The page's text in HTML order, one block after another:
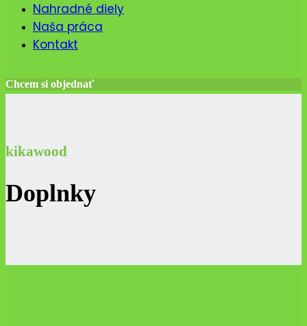
Nahradné diely
Naša práca
Kontakt
Chcem si objednať
kikawood
Doplnky